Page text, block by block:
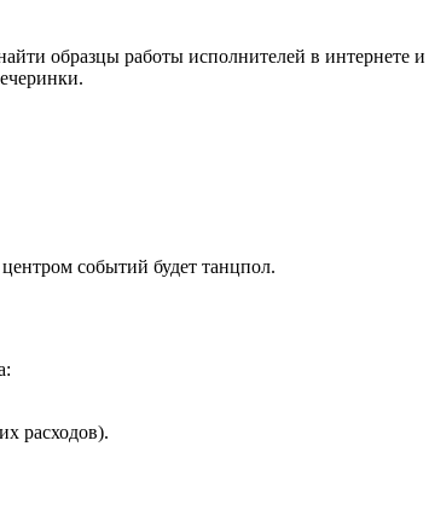
образцы работы исполнителей в
событий будет танцпол.
расходов).